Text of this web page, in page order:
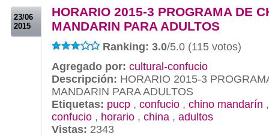
23/06
2015
HORARIO 2015-3 PROGRAMA DE
MANDARIN PARA ADULTOS
Ranking: 3.0/5.0 (115 votos)
Agregado por: cultural-confucio
Descripción: HORARIO 2015-3
MANDARIN PARA ADULTOS
Etiquetas: pucp , confucio , chino mandarín
confucio , horario , china , adultos
Vistas: 2343